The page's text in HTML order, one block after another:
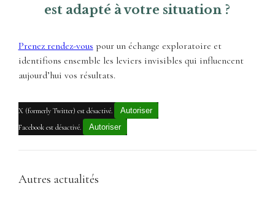
est adapté à votre situation ?
Prenez rendez-vous pour un échange exploratoire et
identifions ensemble les leviers invisibles qui influencent
aujourd’hui vos résultats.
X (formerly Twitter) est désactivé. Autoriser
Facebook est désactivé. Autoriser
Autres actualités